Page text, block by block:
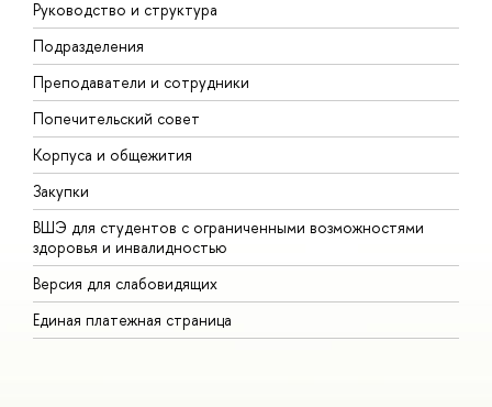
Руководство и структура
Подразделения
Преподаватели и сотрудники
Попечительский совет
Корпуса и общежития
Закупки
ВШЭ для студентов с ограниченными возможностями
здоровья и инвалидностью
Версия для слабовидящих
Единая платежная страница